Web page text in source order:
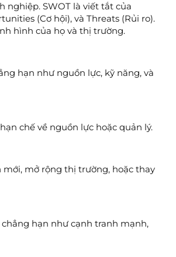
nghiệp. SWOT là viết tắt của
(Cơ hội), và Threats (Rủi ro).
hình của họ và thị trường.
hạn như nguồn lực, kỹ năng, và
chế về nguồn lực hoặc quản lý.
mở rộng thị trường, hoặc thay
hạn như cạnh tranh mạnh,